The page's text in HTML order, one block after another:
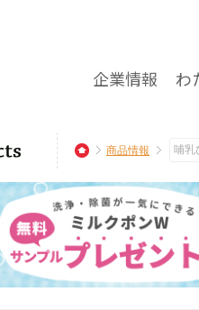
企業情報 わ
商品情報